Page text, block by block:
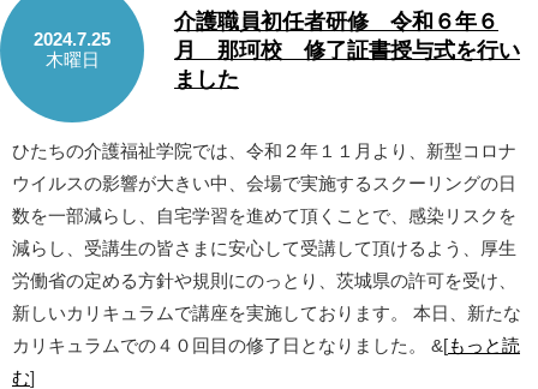
2024.7.25
木曜日
介護職員初任者研修 令和６年６
月 那珂校 修了証書授与式を行い
ました
ひたちの介護福祉学院では、令和２年１１月より、新型コロナ
ウイルスの影響が大きい中、会場で実施するスクーリングの日
数を一部減らし、自宅学習を進めて頂くことで、感染リスクを
減らし、受講生の皆さまに安心して受講して頂けるよう、厚生
労働省の定める方針や規則にのっとり、茨城県の許可を受け、
新しいカリキュラムで講座を実施しております。 本日、新たな
カリキュラムでの４０回目の修了日となりました。 &[もっと読
む]